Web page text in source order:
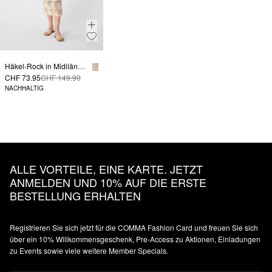
Häkel-Rock in Midilänge mit floralem Muster
CHF 73.95CHF 149.90
NACHHALTIG
ALLE VORTEILE, EINE KARTE. JETZT
ANMELDEN UND 10% AUF DIE ERSTE
BESTELLUNG ERHALTEN
Registrieren Sie sich jetzt für die COMMA Fashion Card und freuen Sie sich
über ein 10% Willkommensgeschenk, Pre-Access zu Aktionen, Einladungen
zu Events sowie viele weitere Member Specials.